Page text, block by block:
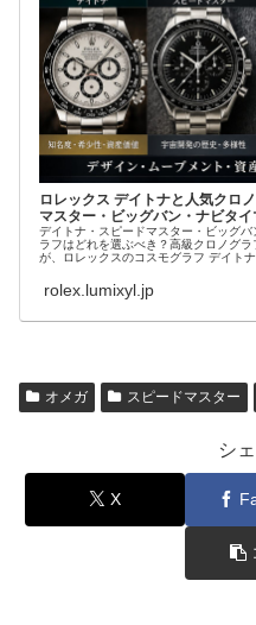
ロレックス デイトナと人気クロ
マスター・ビッグバン・ナビタ
デイトナ・スピードマスター・ビッグ
ラフはどれを選ぶべき？高級クロノグ
が、ロレックスのコスモグラフ デイト
rolex.lumixyl.jp
オメガ スピードマスター
シ
X